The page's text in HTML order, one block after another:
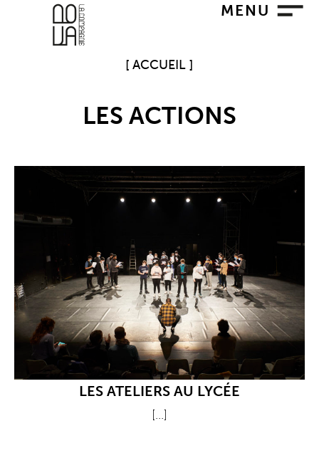
MENU
ACCUEIL
LES ACTIONS
LES ATELIERS AU LYCÉE
[...]